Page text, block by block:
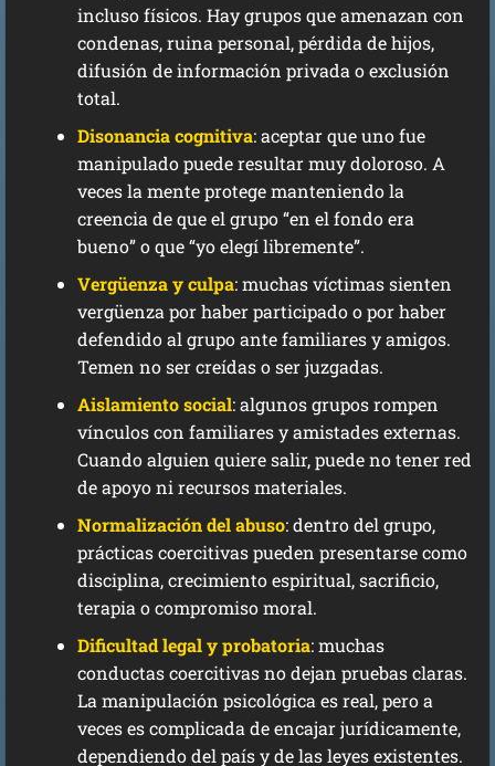
incluso físicos. Hay grupos que amenazan con
condenas, ruina personal, pérdida de hijos,
difusión de información privada o exclusión
total.
Disonancia cognitiva: aceptar que uno fue
manipulado puede resultar muy doloroso. A
veces la mente protege manteniendo la
creencia de que el grupo “en el fondo era
bueno” o que “yo elegí libremente”.
Vergüenza y culpa: muchas víctimas sienten
vergüenza por haber participado o por haber
defendido al grupo ante familiares y amigos.
Temen no ser creídas o ser juzgadas.
Aislamiento social: algunos grupos rompen
vínculos con familiares y amistades externas.
Cuando alguien quiere salir, puede no tener red
de apoyo ni recursos materiales.
Normalización del abuso: dentro del grupo,
prácticas coercitivas pueden presentarse como
disciplina, crecimiento espiritual, sacrificio,
terapia o compromiso moral.
Dificultad legal y probatoria: muchas
conductas coercitivas no dejan pruebas claras.
La manipulación psicológica es real, pero a
veces es complicada de encajar jurídicamente,
dependiendo del país y de las leyes existentes.